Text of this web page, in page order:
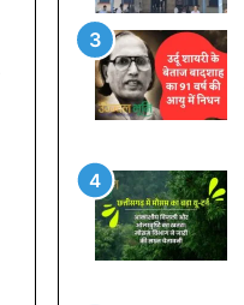
दी
रा
ह
त
;
नि
ए
क्या
है
2